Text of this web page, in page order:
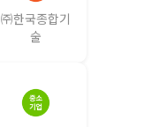
㈜한국종합기
술